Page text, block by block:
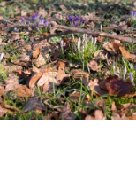
–
Wij
nemen
de
zorg
uit